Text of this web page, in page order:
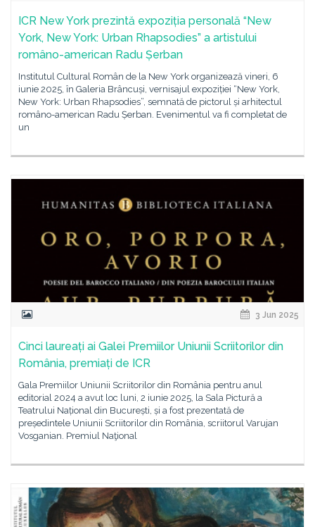
ICR New York prezintă expoziția personală “New
York, New York: Urban Rhapsodies” a artistului
româno-american Radu Șerban
Institutul Cultural Român de la New York organizează vineri, 6
iunie 2025, în Galeria Brâncuși, vernisajul expoziției “New York,
New York: Urban Rhapsodies”, semnată de pictorul și arhitectul
româno-american Radu Șerban. Evenimentul va fi completat de
un
3 Jun 2025
Cinci laureați ai Galei Premiilor Uniunii Scriitorilor din
România, premiați de ICR
Gala Premiilor Uniunii Scriitorilor din România pentru anul
editorial 2024 a avut loc luni, 2 iunie 2025, la Sala Pictură a
Teatrului Național din București, și a fost prezentată de
președintele Uniunii Scriitorilor din România, scriitorul Varujan
Vosganian. Premiul Naţional